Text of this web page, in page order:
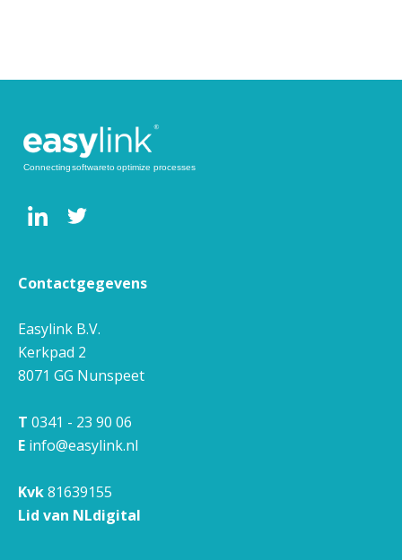
Contactgegevens
Easylink B.V.
Kerkpad 2
8071 GG Nunspeet
T 0341 - 23 90 06
E info@easylink.nl
Kvk81639155
Lid van NLdigital